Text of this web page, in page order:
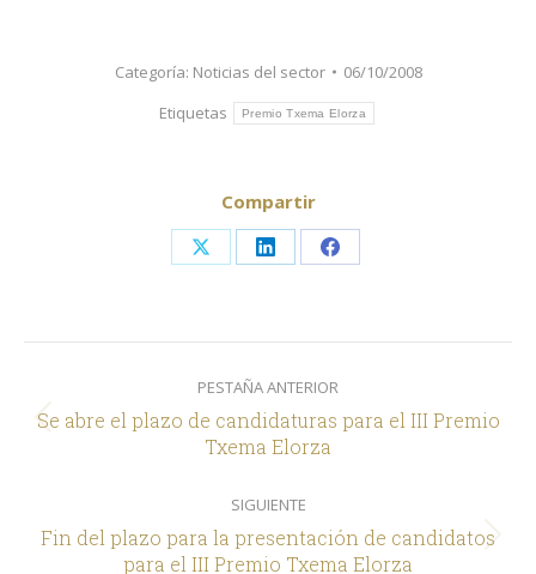
Categoría: Noticias del sector
06/10/2008
Etiquetas
Premio Txema Elorza
Compartir
Share
X
Share
LinkedIn
Share
Facebook
comentarios
PESTAÑA ANTERIOR
Pestaña
anterior
Se abre el plazo de candidaturas para el III Premio
Txema Elorza
SIGUIENTE
Siguiente
Fin del plazo para la presentación de candidatos
para el III Premio Txema Elorza